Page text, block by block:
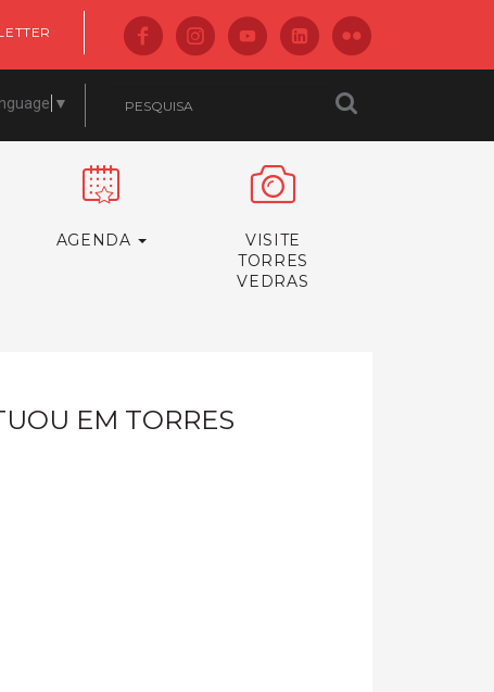
▼
AGENDA
VISITE
TORRES
VEDRAS
EM TORRES